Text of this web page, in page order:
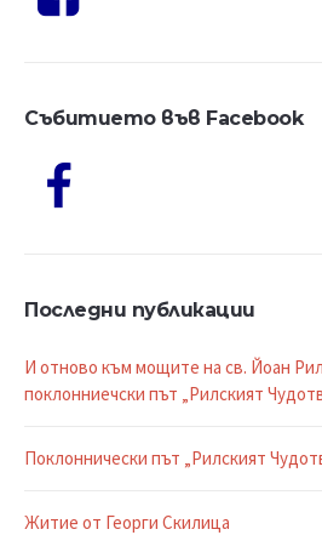
Събитието във Facebook
Последни публикации
И отново към мощите на св. Йоан
поклонниечски път „Рилският
Поклоннически път „Рилският
Житие от Георги Скилица